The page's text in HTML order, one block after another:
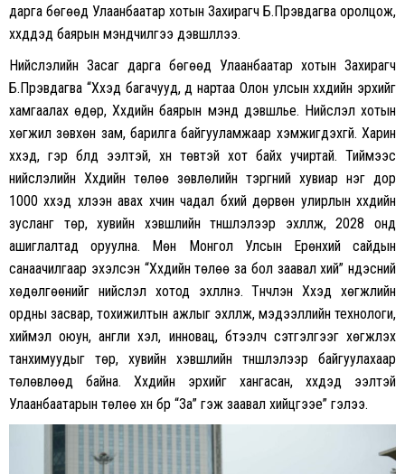
дарга бөгөөд Улаанбаатар хотын Захирагч Б.Пүрэвдагва оролцож,
хүүхдүүдэд баярын мэндчилгээ дэвшүүллээ.
Нийслэлийн Засаг дарга бөгөөд Улаанбаатар хотын Захирагч
Б.Пүрэвдагва “Хүүхэд багачууд, дүү нартаа Олон улсын хүүхдийн эрхийг
хамгаалах өдөр, Хүүхдийн баярын мэнд дэвшүүлье. Нийслэл хотын
хөгжил зөвхөн зам, барилга байгууламжаар хэмжигдэхгүй. Харин
хүүхэд, гэр бүлд ээлтэй, хүн төвтэй хот байх учиртай. Тиймээс
нийслэлийн Хүүхдийн төлөө зөвлөлийн тэргүүний хувиар нэг дор
1000 хүүхэд хүлээн авах хүчин чадал бүхий дөрвөн улирлын хүүхдийн
зусланг төр, хувийн хэвшлийн түншлэлээр эхлүүлж, 2028 онд
ашиглалтад оруулна. Мөн Монгол Улсын Ерөнхий сайдын
санаачилгаар эхэлсэн “Хүүхдийн төлөө за бол заавал хий” үндэсний
хөдөлгөөнийг нийслэл хотод эхлүүлнэ. Түүнчлэн Хүүхэд хөгжлийн
ордны засвар, тохижилтын ажлыг эхлүүлж, мэдээллийн технологи,
хиймэл оюун, англи хэл, инновац, бүтээлч сэтгэлгээг хөгжүүлэх
танхимуудыг төр, хувийн хэвшлийн түншлэлээр байгуулахаар
төлөвлөөд байна. Хүүхдийн эрхийг хангасан, хүүхдэд ээлтэй
Улаанбаатарын төлөө хүн бүр “За” гэж заавал хийцгээе” гэлээ.